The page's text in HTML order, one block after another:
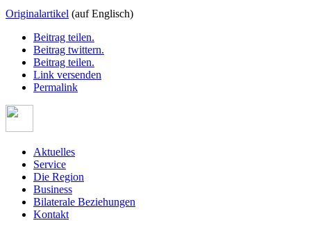
Originalartikel (auf Englisch)
Beitrag teilen.
Beitrag twittern.
Beitrag teilen.
Link versenden
Permalink
Aktuelles
Service
Die Region
Business
Bilaterale Beziehungen
Kontakt